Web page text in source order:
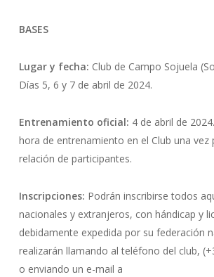
BASES
Lugar y fecha: Club de Campo Sojuela
Días 5, 6 y 7 de abril de 2024.
Entrenamiento oficial: 4 de abril de
hora de entrenamiento en el Club una vez
relación de participantes.
Inscripciones: Podrán inscribirse todos
nacionales y extranjeros, con hándicap y
debidamente expedida por su federación
realizarán llamando al teléfono del club,
o enviando un e-mail a